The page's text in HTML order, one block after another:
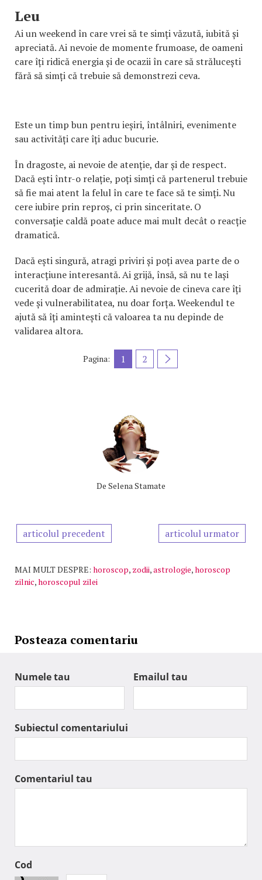
Leu
Ai un weekend în care vrei să te simți văzută, iubită și
apreciată. Ai nevoie de momente frumoase, de oameni
care îți ridică energia și de ocazii în care să strălucești
fără să simți că trebuie să demonstrezi ceva.
Este un timp bun pentru ieșiri, întâlniri, evenimente
sau activități care îți aduc bucurie.
În dragoste, ai nevoie de atenție, dar și de respect.
Dacă ești într-o relație, poți simți că partenerul trebuie
să fie mai atent la felul în care te face să te simți. Nu
cere iubire prin reproș, ci prin sinceritate. O
conversație caldă poate aduce mai mult decât o reacție
dramatică.
Dacă ești singură, atragi priviri și poți avea parte de o
interacțiune interesantă. Ai grijă, însă, să nu te lași
cucerită doar de admirație. Ai nevoie de cineva care îți
vede și vulnerabilitatea, nu doar forța. Weekendul te
ajută să îți amintești că valoarea ta nu depinde de
validarea altora.
Pagina: 1 2
De Selena Stamate
articolul precedent articolul urmator
MAI MULT DESPRE: horoscop, zodii,astrologie,horoscop
zilnic,horoscopul zilei
Posteaza comentariu
Numele tau Emailul tau
Subiectul comentariului
Comentariul tau
Cod